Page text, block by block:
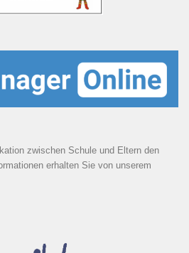
zwischen Schule und Eltern den
erhalten Sie von unserem